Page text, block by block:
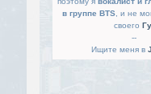
в группе BTS, и не
своего Гу.
--
Ищите меня в